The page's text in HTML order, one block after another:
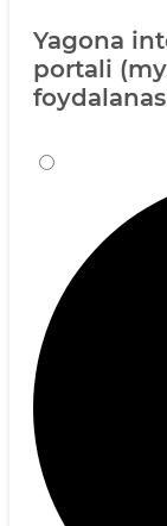
Yagona
portali